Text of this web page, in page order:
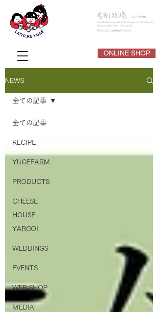
ONLINE SHOP
NEWS
全ての記事
RECIPE
YUGEFARM
PRODUCTS
CHEESE
HOUSE
YARGOI
WEDDINGS
EVENTS
WEB SHOP
MEDIA
全ての記事